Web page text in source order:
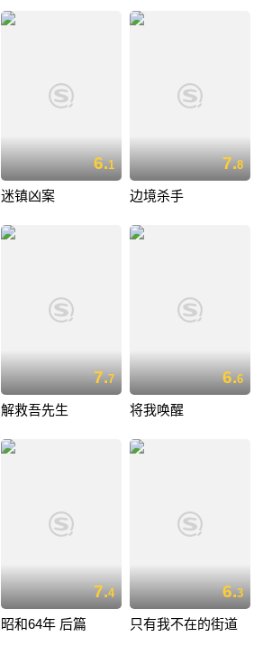
6.1
迷镇凶案
7.8
边境杀手
7.7
解救吾先生
6.6
将我唤醒
7.4
昭和64年 后篇
6.3
只有我不在的街道